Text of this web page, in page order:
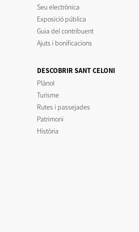
Seu electrònica
Exposició pública
Guia del contribuent
Ajuts i bonificacions
DESCOBRIR SANT CELONI
Plànol
Turisme
Rutes i passejades
Patrimoni
Història